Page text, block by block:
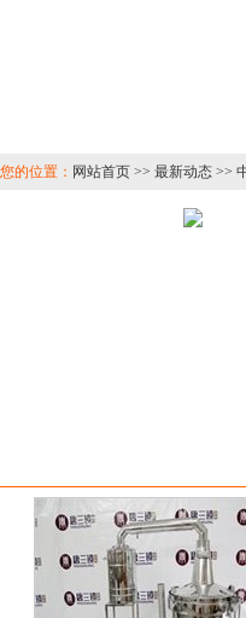
您的位置： 网站首页 >> 最新动态 >>